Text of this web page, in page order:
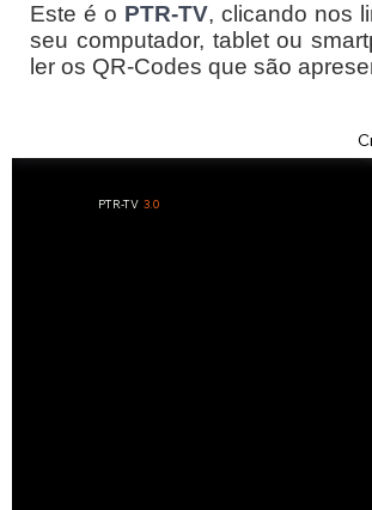
Este é o PTR-TV, clicando nos
seu computador, tablet ou
ler os QR-Codes que são